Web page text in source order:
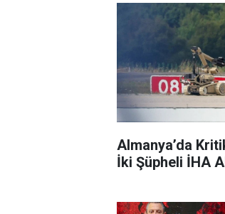
Almanya’da
İki Şüpheli İHA